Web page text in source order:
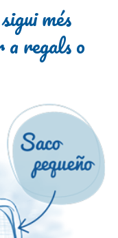
més
a regals o